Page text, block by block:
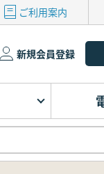
ご利用案内
新規会員登録